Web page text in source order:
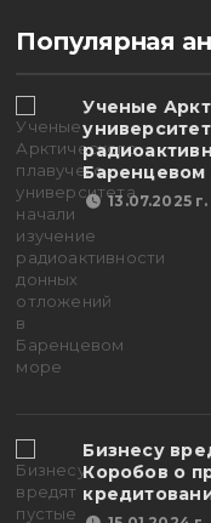
Популярная
Ученые
Баренцевом
13.07.2025 г.
Бизнесу
Коробов о